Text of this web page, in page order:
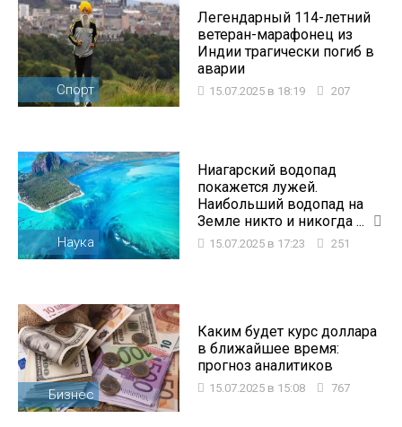
Спорт
Легендарный 114-летний
ветеран-марафонец из
Индии трагически погиб в
аварии
15.07.2025 в 18:19 207
Наука
Ниагарский водопад
покажется лужей.
Наибольший водопад на
Земле никто и никогда ...
15.07.2025 в 17:23 251
Бизнес
Каким будет курс доллара
в ближайшее время:
прогноз аналитиков
15.07.2025 в 15:08 767